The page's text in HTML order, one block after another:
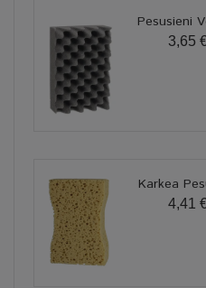
Pesusieni
3,65
Karkea
4,41